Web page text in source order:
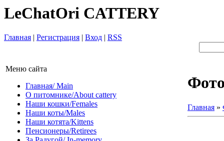
LeChatOri CATTERY
Главная | Регистрация | Вход | RSS
Меню сайта
Главная/ Main
О питомнике/About cattery
Наши кошки/Females
Наши коты/Males
Наши котята/Kittens
Пенсионеры/Retirees
Главная »